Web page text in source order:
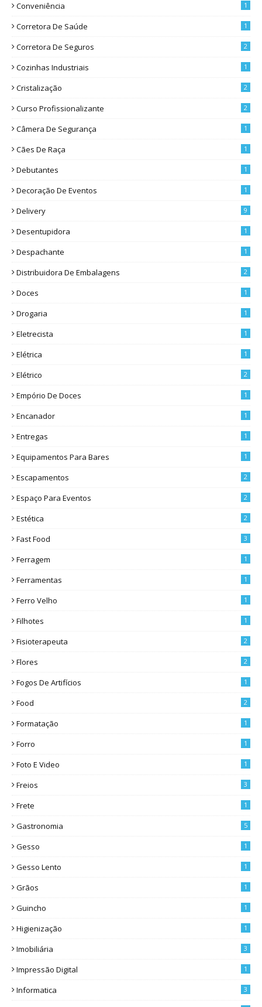
Conveniência 1
Corretora De Saúde 1
Corretora De Seguros 2
Cozinhas Industriais 1
Cristalização 2
Curso Profissionalizante 2
Câmera De Segurança 1
Cães De Raça 1
Debutantes 1
Decoração De Eventos 1
Delivery 9
Desentupidora 1
Despachante 1
Distribuidora De Embalagens 2
Doces 1
Drogaria 1
Eletrecista 1
Elétrica 1
Elétrico 2
Empório De Doces 1
Encanador 1
Entregas 1
Equipamentos Para Bares 1
Escapamentos 2
Espaço Para Eventos 2
Estética 2
Fast Food 3
Ferragem 1
Ferramentas 1
Ferro Velho 1
Filhotes 1
Fisioterapeuta 2
Flores 2
Fogos De Artifícios 1
Food 2
Formatação 1
Forro 1
Foto E Video 1
Freios 3
Frete 1
Gastronomia 5
Gesso 1
Gesso Lento 1
Grãos 1
Guincho 1
Higienização 1
Imobiliária 3
Impressão Digital 1
Informatica 3